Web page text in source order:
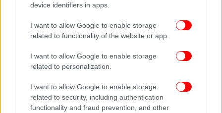
device identifiers in apps.
I want to allow Google to enable storage
related to functionality of the website or app.
I want to allow Google to enable storage
related to personalization.
I want to allow Google to enable storage
related to security, including authentication
functionality and fraud prevention, and other